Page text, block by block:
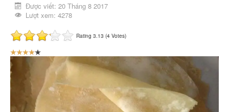
Được viết: 20 Tháng 8 2017
Lượt xem: 4278
Rating 3.13 (4 Votes)
B
ạ
n
đ
á
h